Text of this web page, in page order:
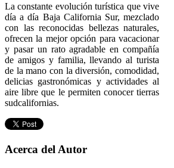
La constante evolución turística que vive
día a día Baja California Sur, mezclado
con las reconocidas bellezas naturales,
ofrecen la mejor opción para vacacionar
y pasar un rato agradable en compañía
de amigos y familia, llevando al turista
de la mano con la diversión, comodidad,
delicias gastronómicas y actividades al
aire libre que le permiten conocer tierras
sudcalifornias.
Acerca del Autor